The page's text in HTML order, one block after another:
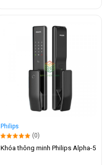
Philips
(0)
Khóa thông minh Philips Alpha-5